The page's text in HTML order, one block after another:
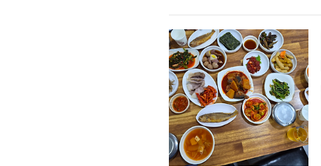
기로 했는데이번 여행도 저녁은
해서 먹고 아점은 식당 가서 먹
고 그랬습니다. 이번 여행에서
숙소로 사용했던 예산 봉수산
자연휴양림예당호가 한눈에 바
라 보이는 봉수산 중턱에 지어
진 자연휴양림으로 노병은 작년
에도 한번 묵었던 곳입니다.15
년 전부터 친구들과의 여행은
주로 자연휴양림을 이용하는데